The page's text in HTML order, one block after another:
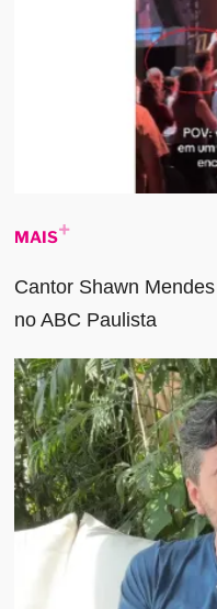
MAIS
Cantor Shawn
no ABC Paulista